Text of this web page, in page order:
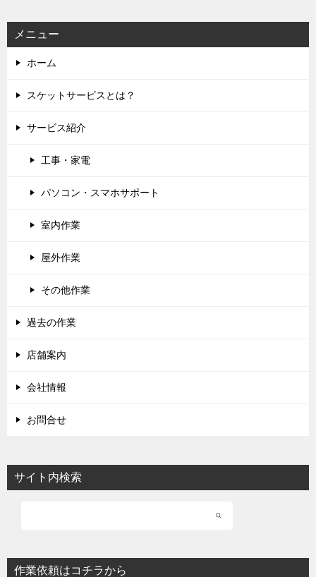
ンメニュー
ホーム
スケットサービスとは？
サービス紹介
工事・家電
パソコン・スマホサポート
室内作業
屋外作業
その他作業
過去の作業
店舗案内
会社情報
お問合せ
サイト内検索
作業依頼はコチラから